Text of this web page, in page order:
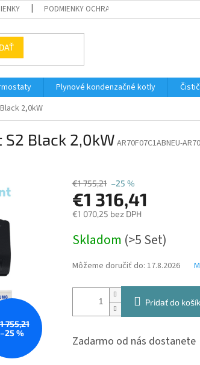
PODMIENKY OCHRANY OSOBNÝCH ÚDAJOV
Plynové kondenzačné kotly
2,0kW
Black 2,0kWAR70F07C1ABNEU-
755,21
–25 %
€1 755,21 –25 %
€1 316,41
€1 070,25 bez DPH
cena:
Skladom (>5 Set)
Môžeme doručiť do: 17.8.2026
Pridať do
Zadarmo od nás dostanete